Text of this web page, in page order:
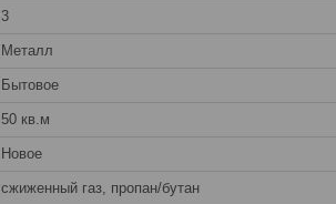
3
Металл
Бытовое
50 кв.м
Новое
сжиженный газ, пропан/бутан